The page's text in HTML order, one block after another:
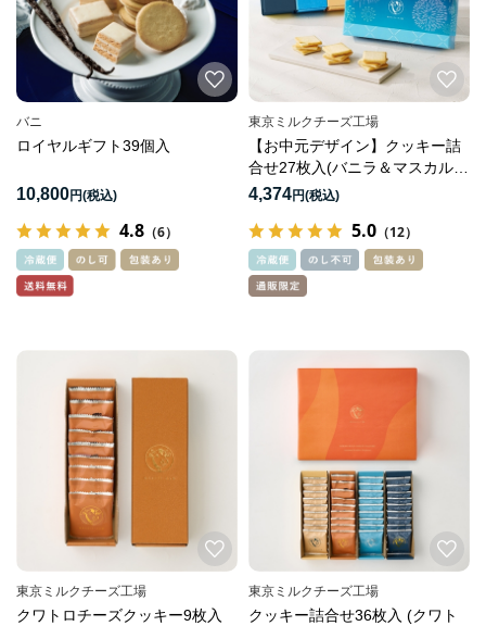
バニ
ロイヤルギフト39個入
10,800円
4.8 （6）
東京ミルクチーズ工場
【お中元デザイン】クッキー詰
合せ27枚入(バニラ＆マスカルポ
ーネ）
4,374円
5.0 （12）
東京ミルクチーズ工場
クワトロチーズクッキー9枚入
東京ミルクチーズ工場
クッキー詰合せ36枚入 (クワト